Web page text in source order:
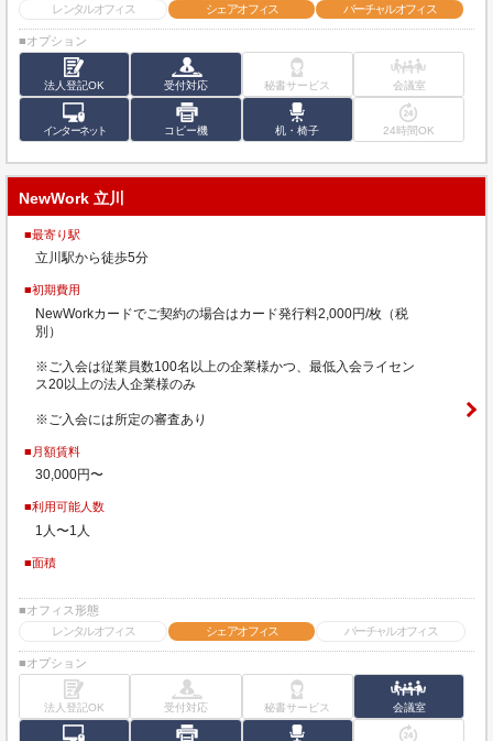
レンタルオフィス
シェアオフィス バーチャルオフィス
■オプション
法人登記OK 受付対応 秘書サービス 会議室
インターネット コピー機 机・椅子 24時間OK
NewWork 立川
■最寄り駅
立川駅から徒歩5分
■初期費用
NewWorkカードでご契約の場合はカード発行料2,000円/枚（税
別）
※ご入会は従業員数100名以上の企業様かつ、最低入会ライセン
ス20以上の法人企業様のみ
※ご入会には所定の審査あり
■月額賃料
30,000円〜
■利用可能人数
1人〜1人
■面積
■オフィス形態
レンタルオフィス
シェアオフィス バーチャルオフィス
■オプション
法人登記OK 受付対応 秘書サービス 会議室